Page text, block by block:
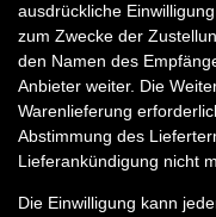
ausdrückliche
zum Zwecke der
den Namen des
Anbieter weiter. Die
Warenlieferung
Abstimmung des
Lieferankündigung nicht
Die Einwilligung kann